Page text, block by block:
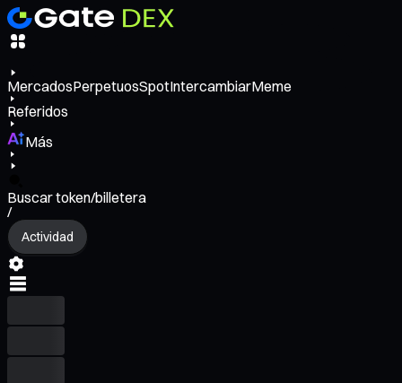
MercadosPerpetuosSpotIntercambiarMeme
Referidos
Más
Buscar token/billetera
/
Actividad